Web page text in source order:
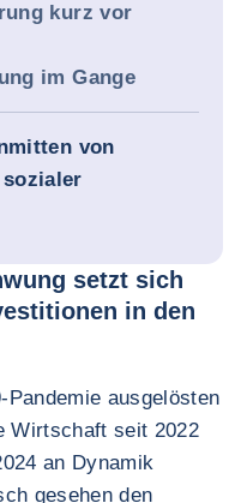
kurz vor
im Gange
von
sozialer
setzt sich
in den
ausgelösten
Wirtschaft seit 2022
an Dynamik
gesehen den